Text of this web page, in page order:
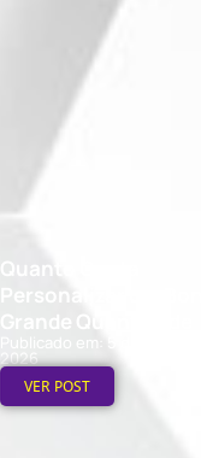
Quanto Custa
Personalizar um
Publicado em: 5 de agosto
2026
VER POST